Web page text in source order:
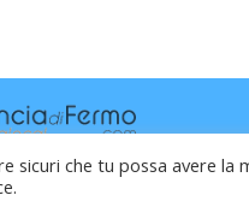
- via Leopardi 10 -
sicuri che tu possa avere